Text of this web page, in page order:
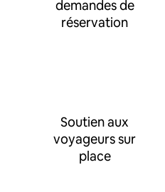
demandes de
réservation
Soutien aux
voyageurs sur
place